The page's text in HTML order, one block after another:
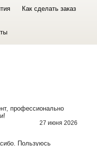
Как сделать заказ
профессионально
27 июня 2026
Пользуюсь